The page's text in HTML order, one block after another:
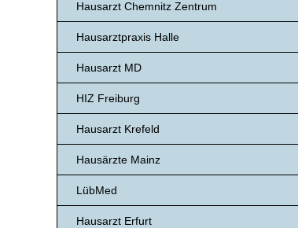
Hausarzt Chemnitz Zentrum
Hausarztpraxis Halle
Hausarzt MD
HIZ Freiburg
Hausarzt Krefeld
Hausärzte Mainz
LübMed
Hausarzt Erfurt